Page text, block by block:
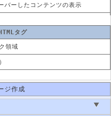
バーしたコンテンツの表示
向の文字位置
なり順
らの距離
らの距離
らの距離
タグ
領域
ジ作成